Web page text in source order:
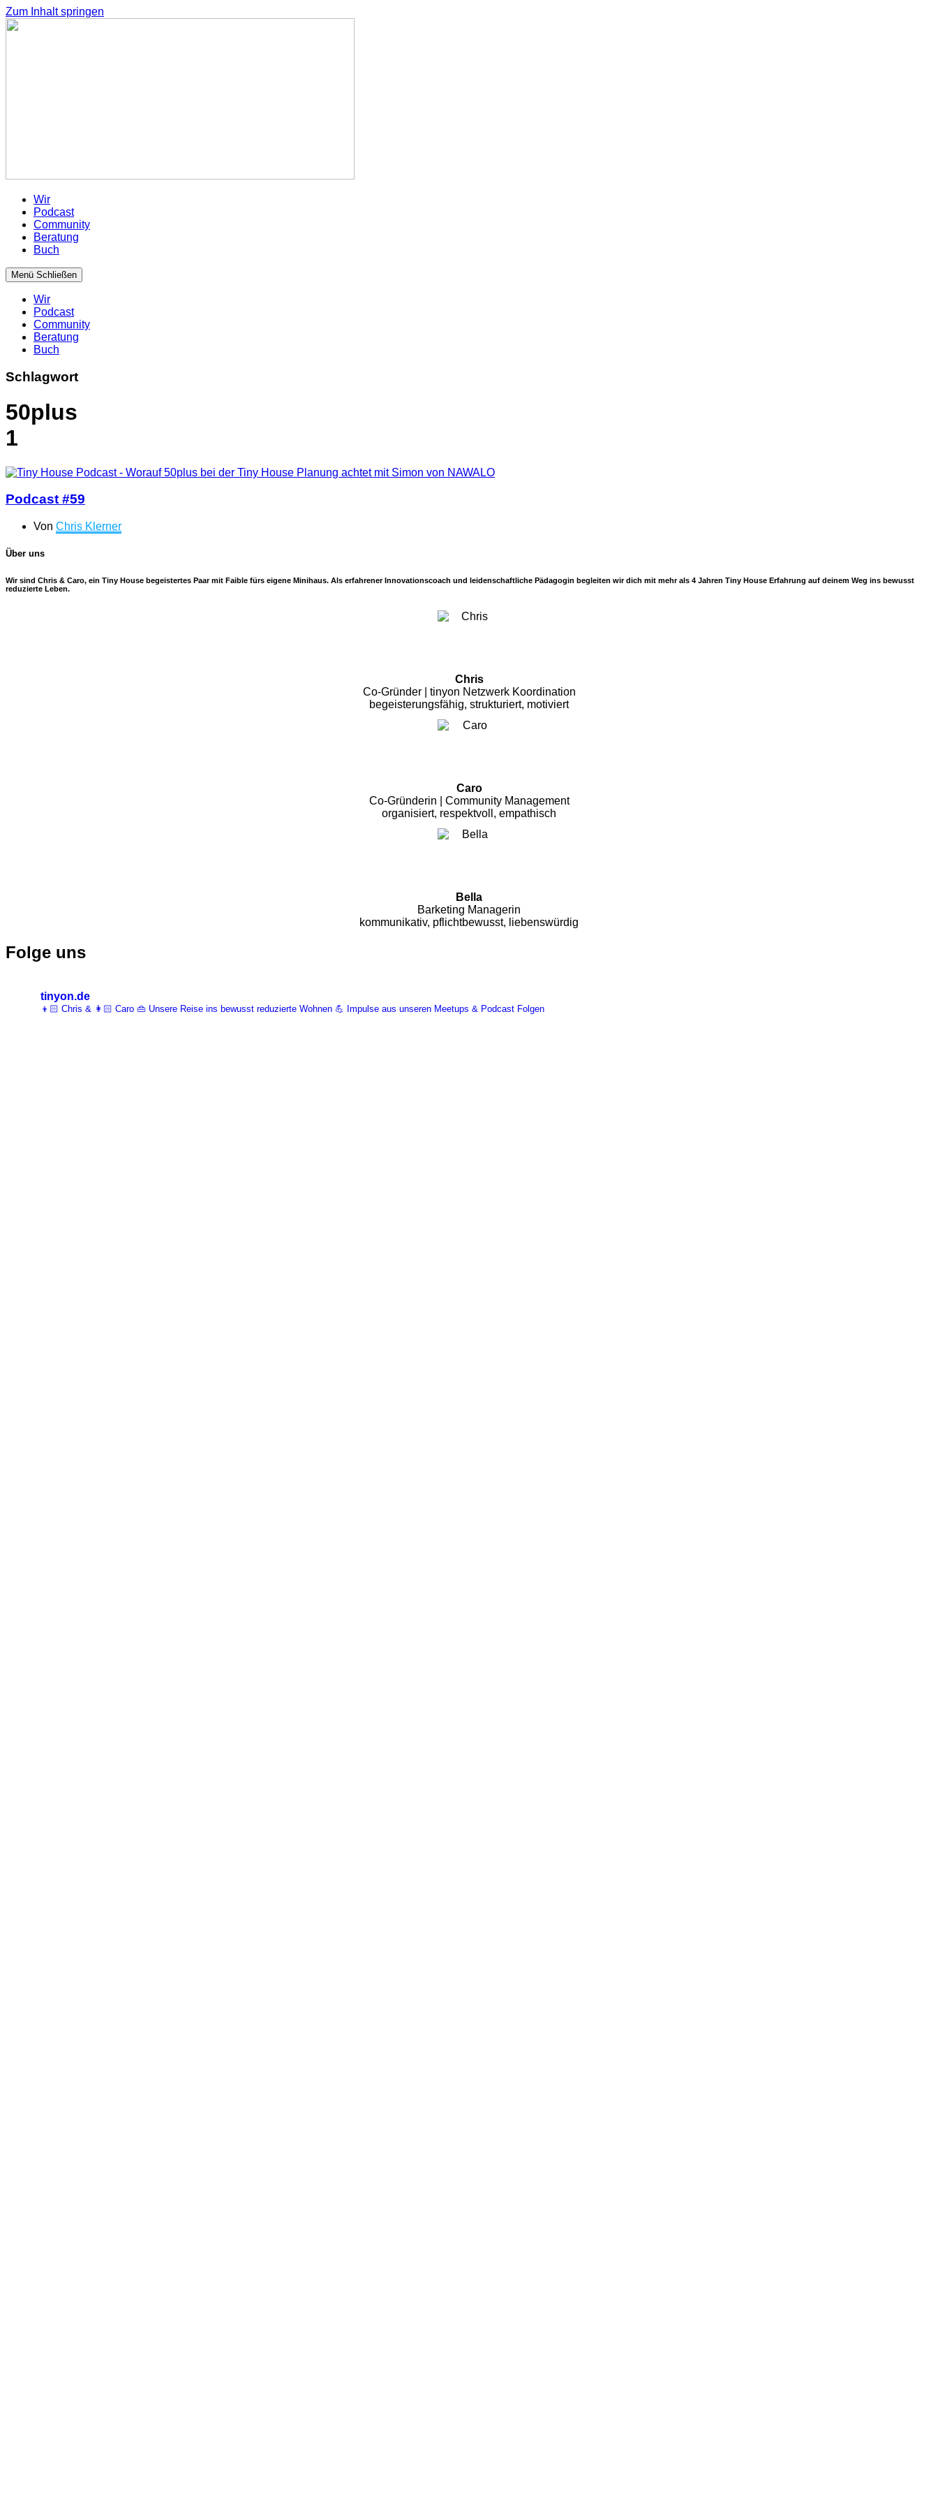
Zum Inhalt springen
Wir
Podcast
Community
Beratung
Buch
Menü Schließen
Wir
Podcast
Community
Beratung
Buch
Schlagwort
50plus
1
Podcast #59
Von Chris Klerner
Über uns
Wir sind Chris & Caro, ein Tiny House begeistertes Paar mit Faible fürs eigene Minihaus. Als erfahrener Innovationscoach und leidenschaftliche Pädagogin begleiten wir dich mit mehr als 4 Jahren Tiny House Erfahrung auf deinem Weg ins bewusst
reduzierte Leben.
Chris
Co-Gründer | tinyon Netzwerk Koordination
begeisterungsfähig, strukturiert, motiviert
Caro
Co-Gründerin | Community Management
organisiert, respektvoll, empathisch
Bella
Barketing Managerin
kommunikativ, pflichtbewusst, liebenswürdig
Folge uns
tinyon.de
👦🏻 Chris & 👩🏻 Caro 👜 Unsere Reise ins bewusst reduzierte Wohnen 💪 Impulse aus unseren Meetups & Podcast Folgen